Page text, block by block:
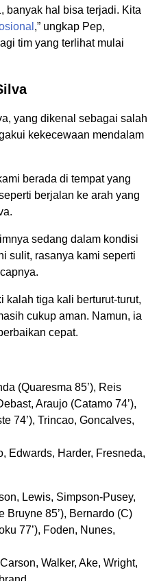
banyak hal bisa terjadi. Kita
,” ungkap Pep,
tim yang terlihat mulai
yang dikenal sebagai salah
kekecewaan mendalam
berada di tempat yang
berjalan ke arah yang
sedang dalam kondisi
sulit, rasanya kami seperti
kalah tiga kali berturut-turut,
cukup aman. Namun, ia
cepat.
(Quaresma 85’), Reis
Araujo (Catamo 74’),
74’), Trincao, Goncalves,
Edwards, Harder, Fresneda,
Lewis, Simpson-Pusey,
Bruyne 85’), Bernardo (C)
77’), Foden, Nunes,
Walker, Ake, Wright,